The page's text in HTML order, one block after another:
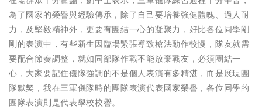
為了國家的榮譽與經驗傳承，除了自己要培養強健體魄、過人耐
力，及堅毅精神外，更要有團結一心的凝聚力，好比各位同學剛
剛的表演中，有些新生因臨場緊張導致槍法動作較慢，隊友就需
要配合節奏調整，就如同部隊作戰不能放棄戰友，必須團結一
心，大家要記住儀隊強調的不是個人表演有多精湛，而是展現團
隊默契，我在三軍儀隊時的團隊表演代表國家榮譽，各位同學的
團隊表演則是代表學校校譽。